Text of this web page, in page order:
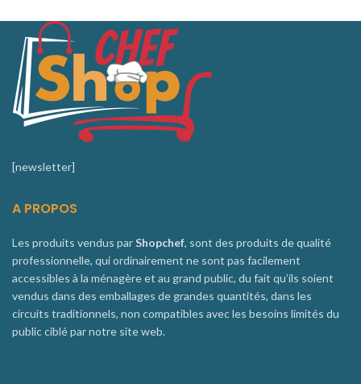
[newsletter]
A PROPOS
Les produits vendus parShopchef, sont des produits de qualité
professionnelle, qui ordinairement ne sont pas facilement
accessibles à la ménagère et au grand public, du fait qu’ils soient
vendus dans des emballages de grandes quantités, dans les
circuits traditionnels, non compatibles avec les besoins limités du
public ciblé par notre site web.